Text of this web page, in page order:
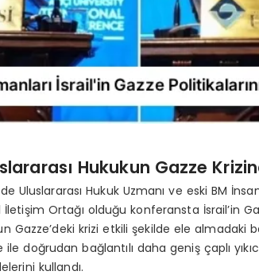
Hukukun Gazze
Uluslararası Hukuk Uzmanı ve eski BM
İletişim Ortağı olduğu konferansta İsrail’in
Gazze’deki krizi etkili şekilde ele almadaki
doğrudan bağlantılı daha geniş çaplı
kullandı.